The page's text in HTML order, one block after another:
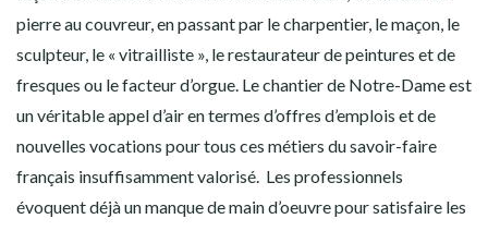
pierre au couvreur, en passant par le charpentier, le maçon, le
sculpteur, le « vitrailliste », le restaurateur de peintures et de
fresques ou le facteur d’orgue. Le chantier de Notre-Dame est
un véritable appel d’air en termes d’offres d’emplois et de
nouvelles vocations pour tous ces métiers du savoir-faire
français insuffisamment valorisé. Les professionnels
évoquent déjà un manque de main d’oeuvre pour satisfaire les